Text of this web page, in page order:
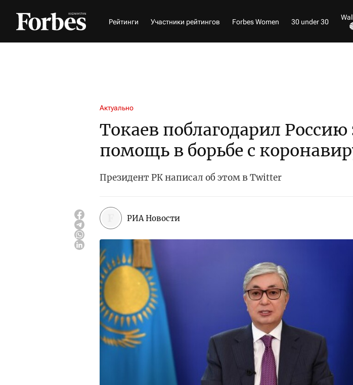
Рейтинги Участники рейтингов Forbes Women 30 under 30
Актуально
Токаев поблагодарил Россию
помощь в борьбе с
Президент РК написал об этом в Twitter
РИА Новости